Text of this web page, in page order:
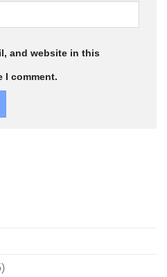
and website in this
I comment.